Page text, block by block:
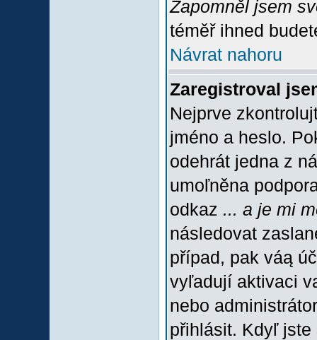
Zapomněl jsem
téměř ihned
Návrat nahoru
Zaregistroval
Nejprve
jméno a heslo.
odehrát jedna z
umoľněna
odkaz ... a je mi
následovat
případ, pak váą
vyľadují aktivaci
nebo
přihlásit. Kdyľ